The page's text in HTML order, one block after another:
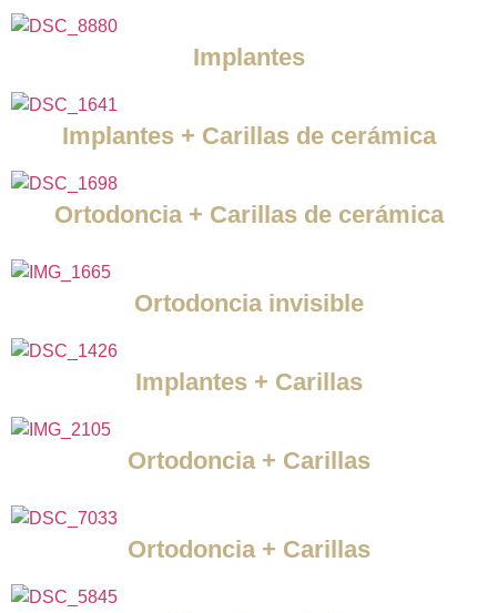
Implantes
Implantes + Carillas de cerámica
Ortodoncia + Carillas de cerámica
Ortodoncia invisible
Implantes + Carillas
Ortodoncia + Carillas
Ortodoncia + Carillas